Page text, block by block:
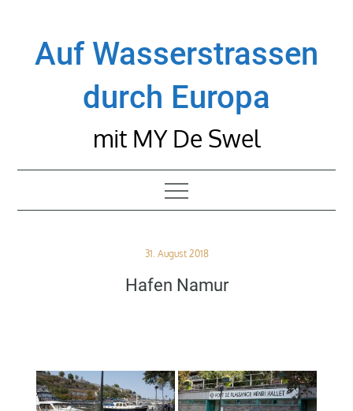
contentAuf Wasserstrassen
durch Europa
mit MY De Swel
Posted
31. August 2018
Hafen Namur